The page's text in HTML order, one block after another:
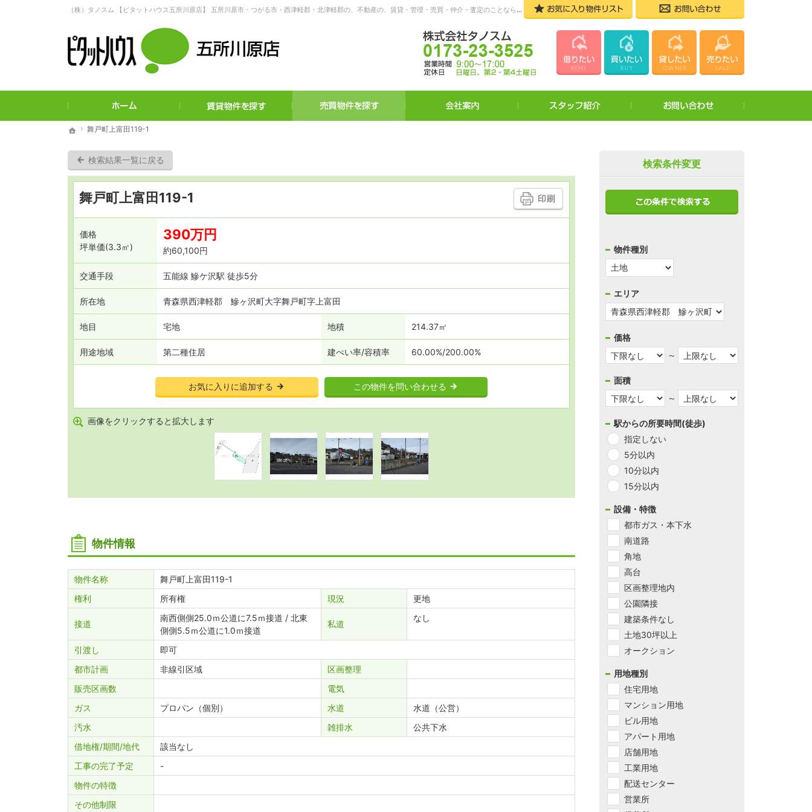
ホーム
舞戸町上富田119-1
ご希望に沿ったお部屋探し。五所川原市・つがる市の賃貸・不動産なら当社へお任せください。 （株）タノスム 【ピタットハウス五所川原店】 五所川原市・つがる市・西津軽郡・北津軽郡の、不動産の、賃貸・管理・売買・仲介・査定のことならなんでもご相談ください。
舞戸町上富田119-1
価格
坪単価(3.3㎡)
390万円
約60,100円
交通手段 五能線 鰺ケ沢駅 徒歩5分
所在地 青森県西津軽郡 鰺ヶ沢町大字舞戸町字上富田
地目 宅地 地積 214.37㎡
用途地域 第二種住居 建ぺい率 容積率 60.00% 200.00%
この物件を問い合わせる
お気に入りに追加する
画像をクリックすると拡大します
検索結果一覧に戻る
物件情報
物件名称
舞戸町上富田119-1
権利
所有権 現況 更地
接道
南西側側25.0ｍ公道に7.5ｍ接道 / 北東
側側5.5ｍ公道に1.0ｍ接道
私道
なし
引渡し
即可
都市計画
非線引区域
区画整理
販売区画数
電気
ガス
プロパン（個別） 水道
水道（公営）
汚水
雑排水
公共下水
借地権/期間/地代
該当なし
工事の完了予定
-
物件の特徴
その他制限
検索条件変更
物件種別
エリア
価格
～
面積
～
駅からの所要時間(徒歩)
指定しない
5分以内
10分以内
15分以内
設備・特徴
都市ガス・本下水
南道路
角地
高台
区画整理地内
公園隣接
建築条件なし
土地30坪以上
オークション
用地種別
住宅用地
マンション用地
ビル用地
アパート用地
店舗用地
工業用地
配送センター
営業所
店舗案内・
株式会社タノスム
0173-23-3525
ホーム
舞戸町上富田119-1